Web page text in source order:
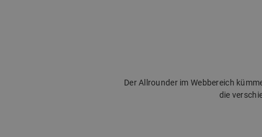
Der Allrounder im Webbereich
die